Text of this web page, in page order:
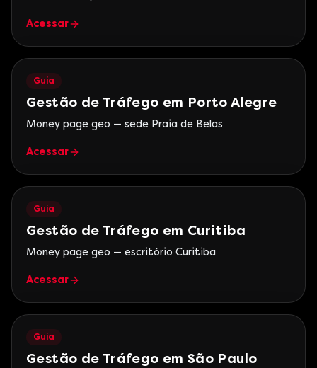
Acessar
Guia
Gestão de Tráfego em Porto Alegre
Money page geo — sede Praia de Belas
Acessar
Guia
Gestão de Tráfego em Curitiba
Money page geo — escritório Curitiba
Acessar
Guia
Gestão de Tráfego em São Paulo